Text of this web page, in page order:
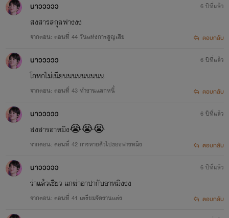
นาววววว
สงสารสกุลฟางงง
จากตอน: ตอนที่ 44 วันแห่งการสูญเสีย
6 ปีที่แล้ว
ตอบกลับ
นาววววว
โกหกไม่เนียนนนนนนนนน
จากตอน: ตอนที่ 43 ทำงานแลกหนี้
6 ปีที่แล้ว
ตอบกลับ
นาววววว
สงสารอาหมิง😭😭😭
จากตอน: ตอนที่ 42 การหายตัวไปของฟางหมิง
6 ปีที่แล้ว
ตอบกลับ
นาววววว
ว่าแล้วเชียว แกฆ่าอาปากับอาหมิงงง
จากตอน: ตอนที่ 41 เตรียมจัดงานแต่ง
6 ปีที่แล้ว
ตอบกลับ